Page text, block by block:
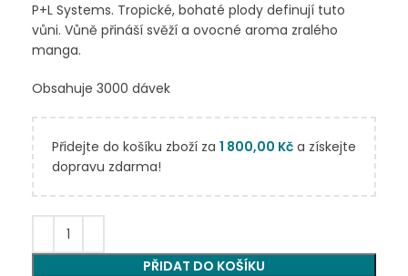
P+L Systems. Tropické, bohaté plody definují tuto
vůni. Vůně přináší svěží a ovocné aroma zralého
manga.
Obsahuje 3000 dávek
Přidejte do košíku zboží za 1 800,00 Kč a získejte
dopravu zdarma!
PŘIDAT DO KOŠÍKU